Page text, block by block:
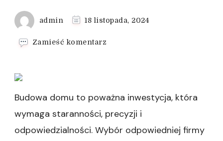
admin 18 listopada, 2024
Zamieść komentarz
zaplanować
budowę
domu
Budowa domu to poważna inwestycja, która
wymaga staranności, precyzji i
odpowiedzialności. Wybór odpowiedniej firmy